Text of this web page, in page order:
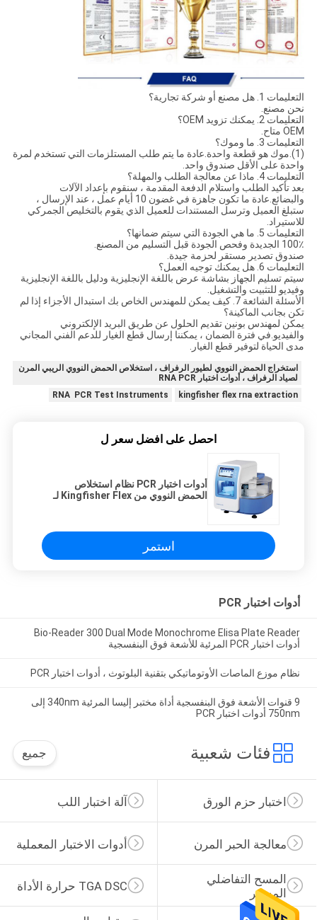
التعليمات 1. هل مصنع أو شركة تجارية؟
نحن مصنع.
التعليمات 2. يمكنك تزويد OEM؟
OEM متاح.
التعليمات 3. ما وموك؟
(1).موك هو قطعة واحدة.عادة ما يتم طلب المستلزمات التي تستخدم لمرة
واحدة على الأقل صندوق واحد.
التعليمات 4. ماذا عن معالجة الطلب والمهلة؟
بعد تأكيد الطلب واستلام الدفعة المقدمة ، سنقوم بإعداد الآلات
والبضائع.عادة ما تكون جاهزة في غضون 10 أيام عمل ، عند الإرسال ،
ستبلغ العميل وترسل المستندات للعميل الذي يقوم بالتخليص الجمركي
للاستيراد.
التعليمات 5. ما هي الجودة التي سيتم ضمانها؟
100٪ الجديدة وفحص الجودة قبل التسليم من المصنع.
صندوق تصدير مستقر لحزمة جيدة.
التعليمات 6. هل يمكنك توجيه العمل؟
سيتم تسليم الجهاز بشاشة عرض باللغة الإنجليزية ودليل باللغة الإنجليزية
وفيديو للتثبيت والتشغيل.
الأسئلة الشائعة 7. كيف يمكن للمهندس الخاص بك استبدال الأجزاء إذا لم
تكن بجانب الماكينة؟
يمكن لمهندس بونين تقديم الحلول عن طريق البريد الإلكتروني
والفيديو.في فترة الضمان ، يمكننا إرسال قطع الغيار للدعم الفني المجاني
مدى الحياة لتوفير قطع الغيار.
استخراج الحمض النووي لطيور الرفراف ، استخلاص الحمض النووي الريبي المرن
لصياد الرفراف ، أدوات اختبار RNA PCR
kingfisher flex rna extraction
RNA PCR Test Instruments
احصل على افضل سعر ل
أدوات اختبار PCR نظام استخلاص
الحمض النووي من Kingfisher Flex لـ
استمر
أدوات اختبار PCR
Bio-Reader 300 Dual Mode Monochrome Elisa Plate Reader
أدوات اختبار PCR المرئية للأشعة فوق البنفسجية
نظام موزع الماصات الأوتوماتيكي بتقنية البلوتوث ، أدوات اختبار PCR
9 قنوات الأشعة فوق البنفسجية أداة مختبر إليسا المرئية 340nm إلى
750nm أدوات اختبار PCR
فئات شعبية جميع
آلة اختبار اللب اختبار حزم الورق
أدوات الاختبار المعملية معالجة الحبر المرن
TGA DSC حرارة الأداة
المسح التفاضلي
المسعر